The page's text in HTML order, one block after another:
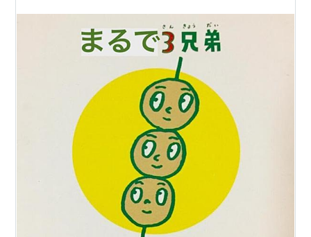
第41回日本レコード大賞特別賞
第14回日本ゴールドディスク大賞ソング・オブ・ザ・イ
週間最高順位1位（3週・オリコン）
1位（4週・プラネット）
1位（4週・CDTV）
1999年3月度月間順位1位（オリコン）
1999年度年間順位1位（オリコン）